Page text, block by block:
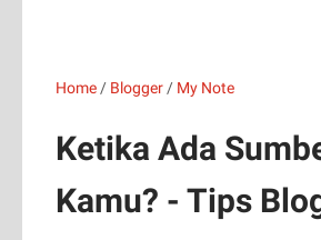
Home / Blogger / My Note
Ketika Ada
Kamu? - Tips